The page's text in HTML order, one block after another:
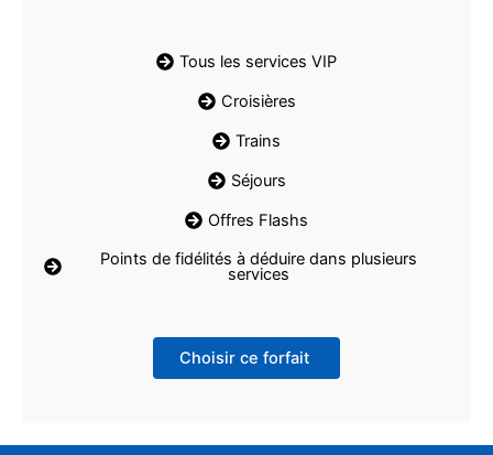
Tous les services VIP
Croisières
Trains
Séjours
Offres Flashs
Points de fidélités à déduire dans plusieurs
services
Choisir ce forfait